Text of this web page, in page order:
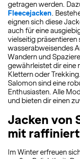
getragen werden.
Fleecejacken .
eignen sich diese
auch für eine
vielseitig präsentieren
wasserabweisendes
Wandern und
gewährleistet dir eine
Klettern oder
Salomon sind eine
Enthusiasten. Alle
und bieten dir einen
Jacken von
mit
Im Winter erfreuen